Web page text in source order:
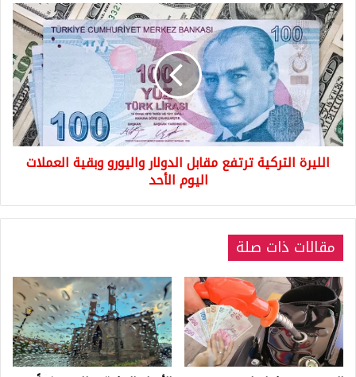
الليرة
التركية
ترتفع
مقابل
الدولار
واليورو
وبقية
العملات
اليوم
الأحدالليرة التركية ترتفع مقابل الدولار واليورو وبقية العملات
اليوم الأحد
مقالات ذات صلة